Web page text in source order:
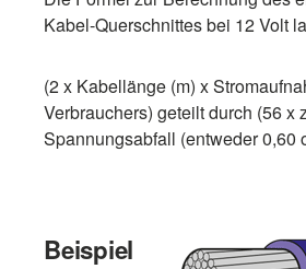
Kabel-Querschnittes bei 12 Volt
(2 x Kabellänge (m) x
Verbrauchers) geteilt durch (56 x
Spannungsabfall (entweder 0,60
Beispiel